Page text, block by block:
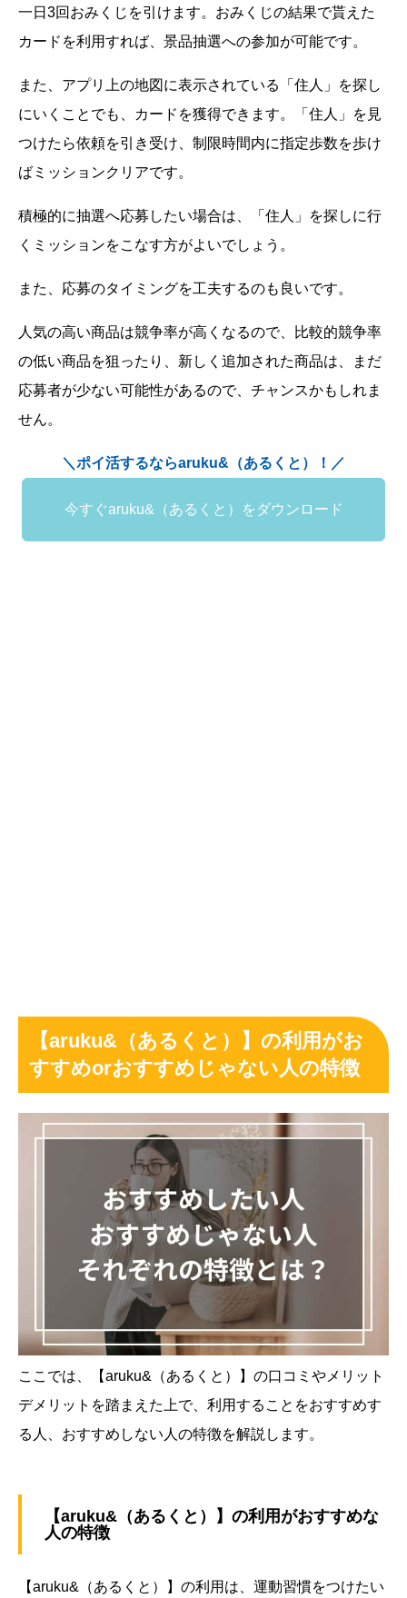
一日3回おみくじを引けます。おみくじの結果で貰えた
カードを利用すれば、景品抽選への参加が可能です。
また、アプリ上の地図に表示されている「住人」を探し
にいくことでも、カードを獲得できます。「住人」を見
つけたら依頼を引き受け、制限時間内に指定歩数を歩け
ばミッションクリアです。
積極的に抽選へ応募したい場合は、「住人」を探しに行
くミッションをこなす方がよいでしょう。
また、応募のタイミングを工夫するのも良いです。
人気の高い商品は競争率が高くなるので、比較的競争率
の低い商品を狙ったり、新しく追加された商品は、まだ
応募者が少ない可能性があるので、チャンスかもしれま
せん。
＼ポイ活するならaruku&（あるくと）！／
今すぐaruku&（あるくと）をダウンロード
【aruku&（あるくと）】の利用がお
すすめorおすすめじゃない人の特徴
ここでは、【aruku&（あるくと）】の口コミやメリット
デメリットを踏まえた上で、利用することをおすすめす
る人、おすすめしない人の特徴を解説します。
【aruku&（あるくと）】の利用がおすすめな
人の特徴
【aruku&（あるくと）】の利用は、運動習慣をつけたい